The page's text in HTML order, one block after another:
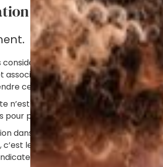
?
considérer et respecter chacun(e)
associer ses proches.Le Plan
cette démarche systématique.
n’est pas toujours aisée. C’est
pour pallier cette absence le cas
dans nos établissements. Plutôt
le suivi personnalisé de
de mesure.